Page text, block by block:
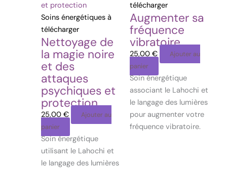
Soins énergétiques à
télécharger
Nettoyage de
la magie noire
et des
attaques
psychiques et
protection
25,00 €
Ajouter au
panier
Soin énergétique
utilisant le Lahochi et
le langage des lumières
télécharger
Augmenter sa
fréquence
vibratoire
25,00 €
Ajouter au
panier
Soin énergétique
associant le Lahochi et
le langage des lumières
pour augmenter votre
fréquence vibratoire.